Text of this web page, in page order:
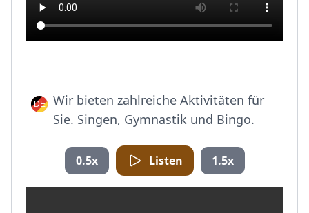
Wir bieten zahlreiche Aktivitäten für
Sie. Singen, Gymnastik und Bingo.
0.5x Listen 1.5x